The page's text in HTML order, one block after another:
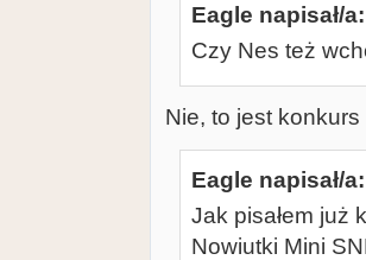
Eagle napisał/a:
Czy Nes też
Nie, to jest
Eagle napisał/a:
Jak pisałem już
Nowiutki Mini